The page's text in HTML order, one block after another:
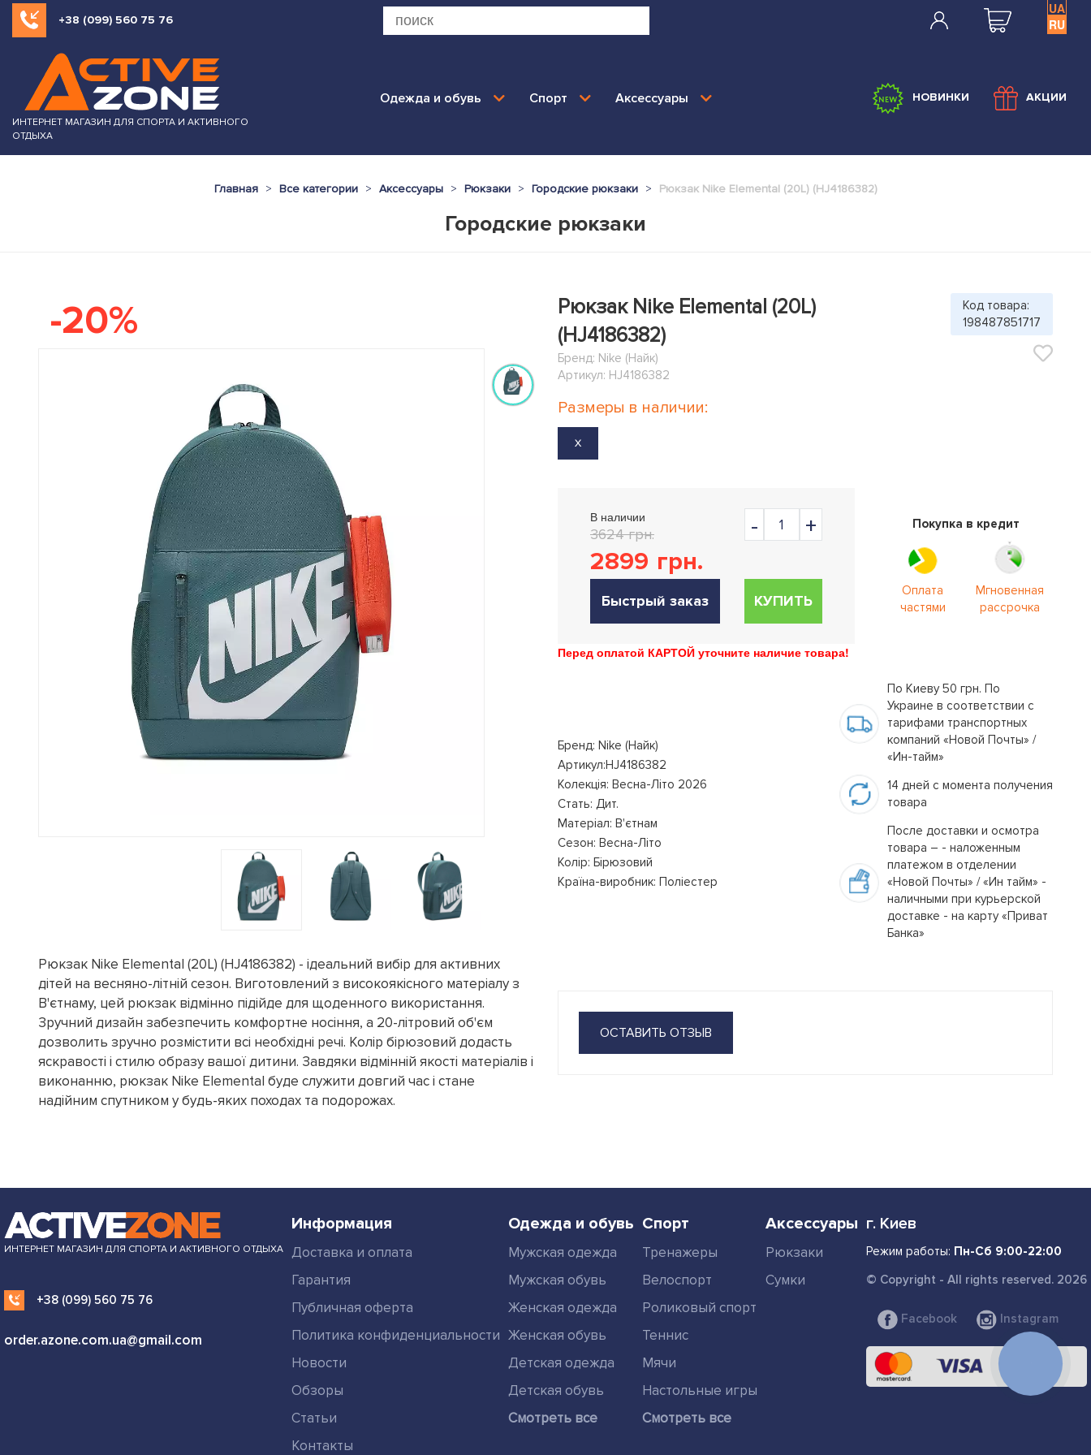
+38 (099) 560 75 76
UA
RU
ИНТЕРНЕТ МАГАЗИН ДЛЯ СПОРТА И АКТИВНОГО
ОТДЫХА
Одежда и обувь Спорт Аксессуары НОВИНКИ АКЦИИ
Главная Все категории Аксессуары Рюкзаки Городские рюкзаки Рюкзак Nike Elemental (20L) (HJ4186382)
Городские рюкзаки
-20%
Рюкзак Nike Elemental (20L) (HJ4186382) - ідеальний вибір для активних
дітей на весняно-літній сезон. Виготовлений з високоякісного матеріалу з
В'єтнаму, цей рюкзак відмінно підійде для щоденного використання.
Зручний дизайн забезпечить комфортне носіння, а 20-літровий об'єм
дозволить зручно розмістити всі необхідні речі. Колір бірюзовий додасть
яскравості і стилю образу вашої дитини. Завдяки відмінній якості матеріалів і
виконанню, рюкзак Nike Elemental буде служити довгий час і стане
надійним спутником у будь-яких походах та подорожах.
Рюкзак Nike Elemental (20L)
(HJ4186382)
Бренд: Nike (Найк)
Артикул: HJ4186382
Код товара:
198487851717
Размеры в наличии:
X
В наличии
3624 грн.
2899 грн.
Быстрый заказ КУПИТЬ
Покупка в кредит
Оплата
частями
Мгновенная
рассрочка
Перед оплатой КАРТОЙ уточните наличие товара!
Бренд: Nike (Найк)
Артикул:HJ4186382
Колекція: Весна-Літо 2026
Стать: Дит.
Матеріал: В'єтнам
Сезон: Весна-Літо
Колір: Бірюзовий
Країна-виробник: Поліестер
По Киеву 50 грн. По
Украине в соответствии с
тарифами транспортных
компаний «Новой Почты» /
«Ин-тайм»
14 дней с момента получения
товара
После доставки и осмотра
товара – - наложенным
платежом в отделении
«Новой Почты» / «Ин тайм» -
наличными при курьерской
доставке - на карту «Приват
Банка»
ОСТАВИТЬ ОТЗЫВ
ИНТЕРНЕТ МАГАЗИН ДЛЯ СПОРТА И АКТИВНОГО ОТДЫХА
+38 (099) 560 75 76
order.azone.com.ua@gmail.com
Информация
Доставка и оплата
Гарантия
Публичная оферта
Политика конфиденциальности
Новости
Обзоры
Статьи
Контакты
Одежда и обувь
Мужская одежда
Мужская обувь
Женская одежда
Женская обувь
Детская одежда
Детская обувь
Смотреть все
Спорт
Тренажеры
Велоспорт
Роликовый спорт
Теннис
Мячи
Настольные игры
Смотреть все
Аксессуары
Рюкзаки
Сумки
г. Киев
Режим работы: Пн-Сб 9:00-22:00
© Copyright - All rights reserved. 2026
Facebook Instagram